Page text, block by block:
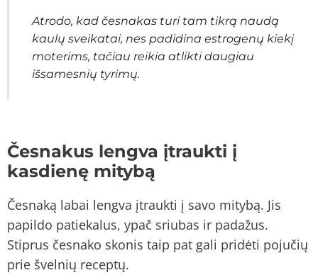
Atrodo, kad česnakas turi tam tikrą naudą
kaulų sveikatai, nes padidina estrogenų kiekį
moterims, tačiau reikia atlikti daugiau
išsamesnių tyrimų.
Česnakus lengva įtraukti į
kasdienę mitybą
Česnaką labai lengva įtraukti į savo mitybą. Jis
papildo patiekalus, ypač sriubas ir padažus.
Stiprus česnako skonis taip pat gali pridėti pojučių
prie švelnių receptų.